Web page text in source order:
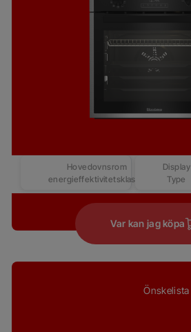
Hovedovnsrom
energieffektivitetsklasse
Display
Type
Var kan jag köpa
Önskelista